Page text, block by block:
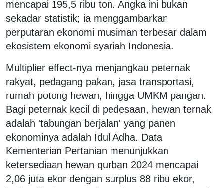
mencapai 195,5 ribu ton. Angka ini bukan
sekadar statistik; ia menggambarkan
perputaran ekonomi musiman terbesar dalam
ekosistem ekonomi syariah Indonesia.
Multiplier effect-nya menjangkau peternak
rakyat, pedagang pakan, jasa transportasi,
rumah potong hewan, hingga UMKM pangan.
Bagi peternak kecil di pedesaan, hewan ternak
adalah 'tabungan berjalan' yang panen
ekonominya adalah Idul Adha. Data
Kementerian Pertanian menunjukkan
ketersediaan hewan qurban 2024 mencapai
2,06 juta ekor dengan surplus 88 ribu ekor,